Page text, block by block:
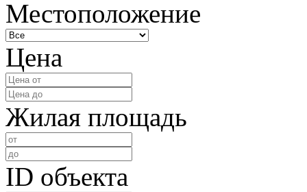
Местоположение
Цена
Жилая площадь
ID объекта